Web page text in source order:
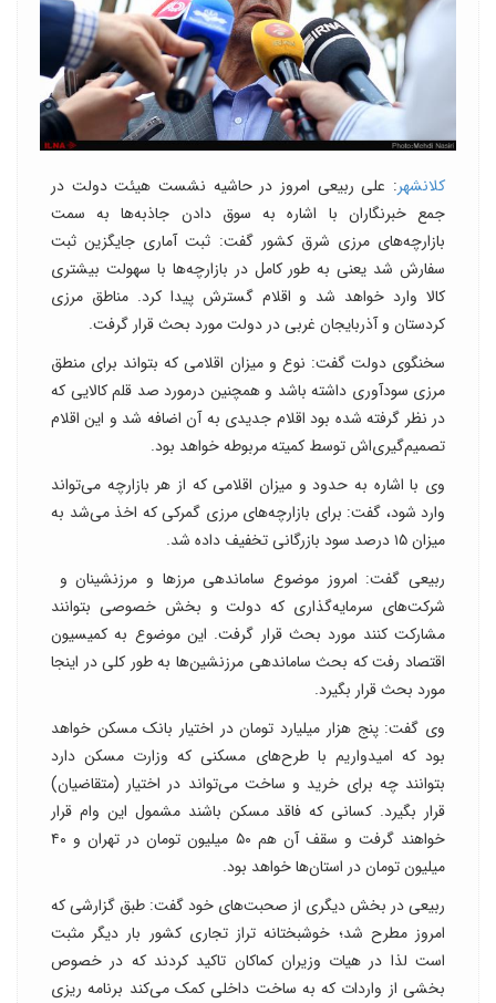
کلانشهر: علی ربیعی امروز در حاشیه نشست هیئت دولت در
جمع خبرنگاران با اشاره به سوق دادن جاذبه‌ها به سمت
بازارچه‌های مرزی شرق کشور گفت: ثبت آماری جایگزین ثبت
سفارش شد یعنی به طور کامل در بازارچه‌ها با سهولت بیشتری
کالا وارد خواهد شد و اقلام گسترش پیدا کرد. مناطق مرزی
کردستان و آذربایجان غربی در دولت مورد بحث قرار گرفت.
سخنگوی دولت گفت: نوع و میزان اقلامی که بتواند برای منطق
مرزی سودآوری داشته باشد و همچنین درمورد صد قلم کالایی که
در نظر گرفته شده بود اقلام جدیدی به آن اضافه شد و این اقلام
تصمیم‌گیری‌اش توسط کمیته‌ مربوطه خواهد بود.
وی با اشاره به حدود و میزان اقلامی که از هر بازارچه می‌تواند
وارد شود، گفت: برای بازارچه‌های مرزی گمرکی که اخذ می‌شد به
میزان ۱۵ درصد سود بازرگانی تخفیف داده شد.
ربیعی گفت: امروز موضوع ساماندهی مرزها و مرزنشینان و
شرکت‌های سرمایه‌گذاری که دولت و بخش خصوصی بتوانند
مشارکت کنند مورد بحث قرار گرفت. این موضوع به کمیسیون
اقتصاد رفت که بحث ساماندهی مرزنشین‌ها به طور کلی در اینجا
مورد بحث قرار بگیرد.
وی گفت: پنج هزار میلیارد تومان در اختیار بانک مسکن خواهد
بود که امیدواریم با طرح‌های مسکنی که وزارت مسکن دارد
بتوانند چه برای خرید و ساخت می‌تواند در اختیار (متقاضیان)
قرار بگیرد. کسانی که فاقد مسکن باشند مشمول این وام قرار
خواهند گرفت و سقف آن هم ۵۰ میلیون تومان در تهران و ۴۰
میلیون تومان در استان‌ها خواهد بود.
ربیعی در بخش دیگری از صحبت‌های خود گفت: طبق گزارشی که
امروز مطرح شد؛ خوشبختانه تراز تجاری کشور بار دیگر مثبت
است لذا در هیات وزیران کماکان تاکید کردند که در خصوص
بخشی از واردات که به ساخت داخلی کمک می‌کند برنامه ریزی